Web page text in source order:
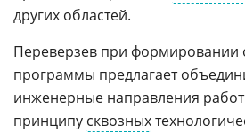
других областей.
Переверзев при формировании
программы предлагает
инженерные направления
принципу сквозных